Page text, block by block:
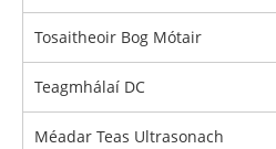
Tosaitheoir Bog Mótair
Teagmhálaí DC
Méadar Teas Ultrasonach